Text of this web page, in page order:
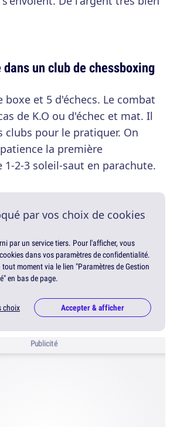
un club de chessboxing
boxe et 5 d'échecs. Le combat
de K.O ou d'échec et mat. Il
clubs pour le pratiquer. On
la première
2-3 soleil-saut en parachute.
par vos choix de cookies
par un service tiers. Pour l'afficher, vous
dans vos paramètres de confidentialité.
moment via le lien "Paramètres de Gestion
en bas de page.
choix Accepter & afficher
Publicité